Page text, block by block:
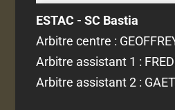
ESTAC - SC Bastia
Arbitre centre :
Arbitre assistant 1 :
Arbitre assistant 2 :